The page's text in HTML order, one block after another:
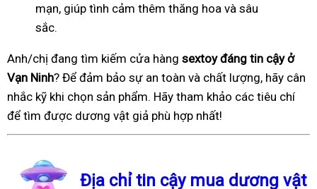
mạn, giúp tình cảm thêm thăng hoa và sâu
sắc.
Anh/chị đang tìm kiếm cửa hàng sextoy đáng tin cậy ở
Vạn Ninh? Để đảm bảo sự an toàn và chất lượng, hãy cân
nhắc kỹ khi chọn sản phẩm. Hãy tham khảo các tiêu chí
để tìm được dương vật giả phù hợp nhất!
Địa chỉ tin cậy mua dương vật